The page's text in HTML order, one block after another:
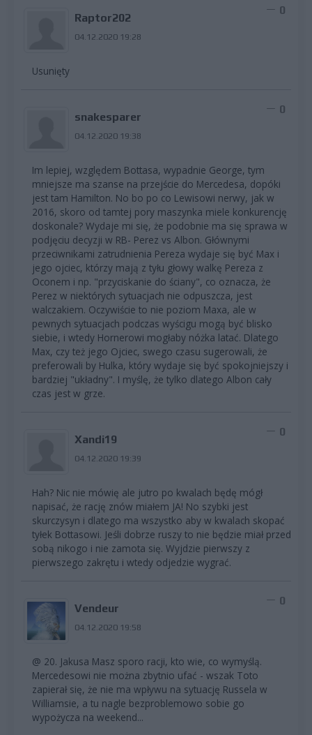
Raptor202
04.12.2020 19:28
0
Usunięty
snakesparer
04.12.2020 19:38
0
Im lepiej, względem Bottasa, wypadnie George, tym
mniejsze ma szanse na przejście do Mercedesa, dopóki
jest tam Hamilton. No bo po co Lewisowi nerwy, jak w
2016, skoro od tamtej pory maszynka miele konkurencję
doskonale? Wydaje mi się, że podobnie ma się sprawa w
podjęciu decyzji w RB- Perez vs Albon. Głównymi
przeciwnikami zatrudnienia Pereza wydaje się być Max i
jego ojciec, którzy mają z tyłu głowy walkę Pereza z
Oconem i np. "przyciskanie do ściany", co oznacza, że
Perez w niektórych sytuacjach nie odpuszcza, jest
walczakiem. Oczywiście to nie poziom Maxa, ale w
pewnych sytuacjach podczas wyścigu mogą być blisko
siebie, i wtedy Hornerowi mogłaby nóżka latać. Dlatego
Max, czy też jego Ojciec, swego czasu sugerowali, że
preferowali by Hulka, który wydaje się być spokojniejszy i
bardziej "układny". I myślę, że tylko dlatego Albon cały
czas jest w grze.
Xandi19
04.12.2020 19:39
0
Hah? Nic nie mówię ale jutro po kwalach będę mógł
napisać, że rację znów miałem JA! No szybki jest
skurczysyn i dlatego ma wszystko aby w kwalach skopać
tyłek Bottasowi. Jeśli dobrze ruszy to nie będzie miał przed
sobą nikogo i nie zamota się. Wyjdzie pierwszy z
pierwszego zakrętu i wtedy odjedzie wygrać.
Vendeur
04.12.2020 19:58
0
@ 20. Jakusa Masz sporo racji, kto wie, co wymyślą.
Mercedesowi nie można zbytnio ufać - wszak Toto
zapierał się, że nie ma wpływu na sytuację Russela w
Williamsie, a tu nagle bezproblemowo sobie go
wypożycza na weekend...